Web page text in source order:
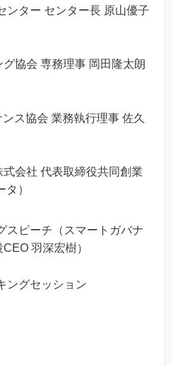
ンター センター長 原山優子
協会 専務理事 岡田隆太朗
ス協会 業務執行理事 佐久
会社 代表取締役共同創業
）
スピーチ（スマートガバナ
羽深宏樹）
ングセッション